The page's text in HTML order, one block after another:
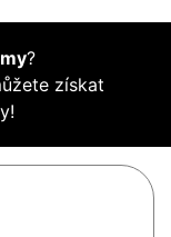
?
získat